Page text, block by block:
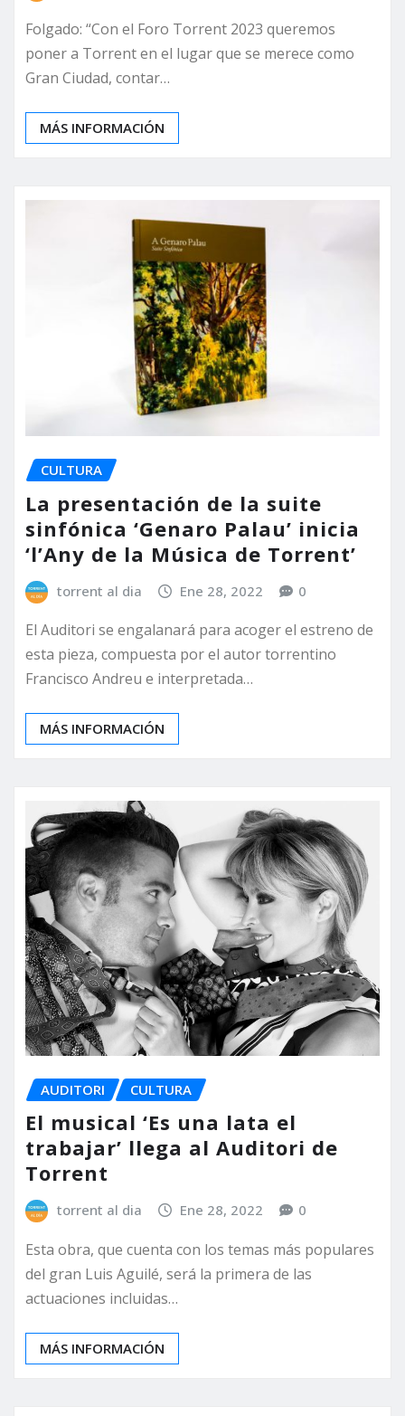
Folgado: “Con el Foro Torrent 2023 queremos
poner a Torrent en el lugar que se merece como
Gran Ciudad, contar…
MÁS INFORMACIÓN
CULTURA
La presentación de la suite
sinfónica ‘Genaro Palau’ inicia
‘l’Any de la Música de Torrent’
torrent al dia Ene 28, 2022 0
El Auditori se engalanará para acoger el estreno de
esta pieza, compuesta por el autor torrentino
Francisco Andreu e interpretada…
MÁS INFORMACIÓN
AUDITORI CULTURA
El musical ‘Es una lata el
trabajar’ llega al Auditori de
Torrent
torrent al dia Ene 28, 2022 0
Esta obra, que cuenta con los temas más populares
del gran Luis Aguilé, será la primera de las
actuaciones incluidas…
MÁS INFORMACIÓN